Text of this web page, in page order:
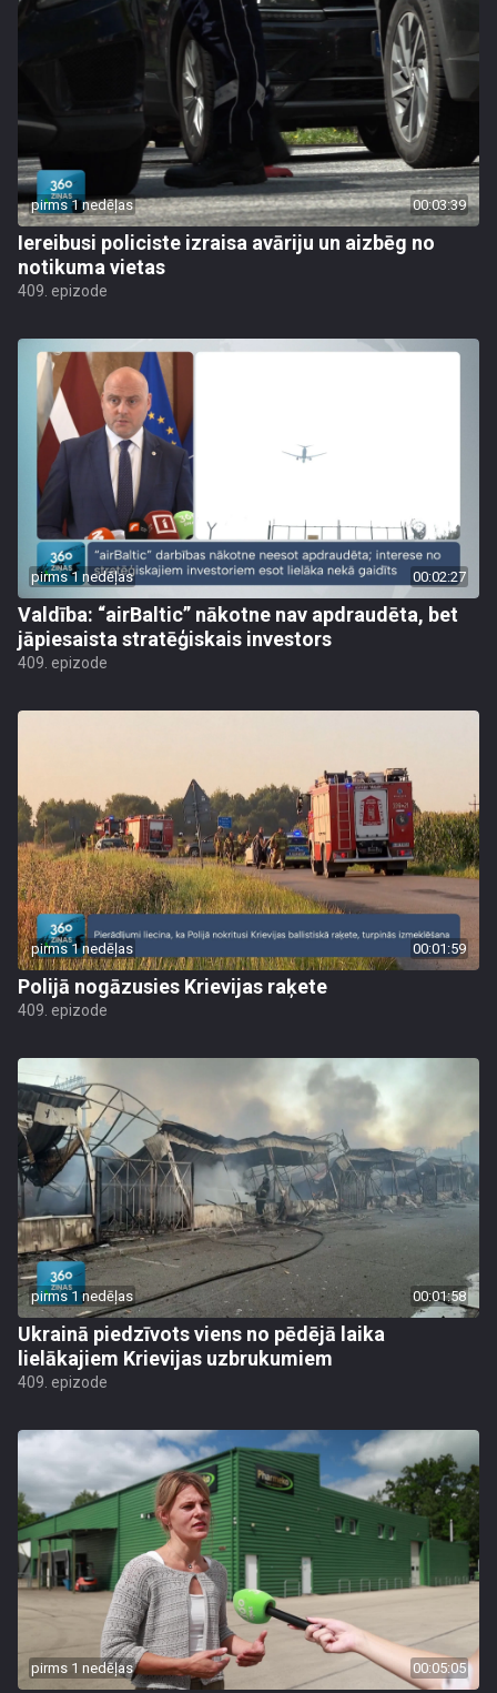
pirms 1 nedēļas 00:03:39
Iereibusi policiste izraisa avāriju un aizbēg no
notikuma vietas
409. epizode
pirms 1 nedēļas 00:02:27
Valdība: “airBaltic” nākotne nav apdraudēta, bet
jāpiesaista stratēģiskais investors
409. epizode
pirms 1 nedēļas 00:01:59
Polijā nogāzusies Krievijas raķete
409. epizode
pirms 1 nedēļas 00:01:58
Ukrainā piedzīvots viens no pēdējā laika
lielākajiem Krievijas uzbrukumiem
409. epizode
pirms 1 nedēļas 00:05:05